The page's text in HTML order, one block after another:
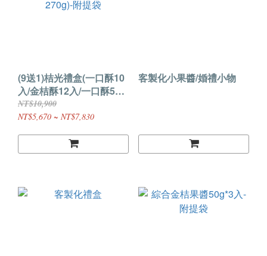
(9送1)桔光禮盒(一口酥10
入/金桔酥12入/一口酥5
入、金桔酥6入+濃縮汁
270g)-附提袋
NT$10,900
NT$5,670 ~ NT$7,830
客製化小果醬/婚禮小物